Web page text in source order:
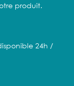
produit.
24h /